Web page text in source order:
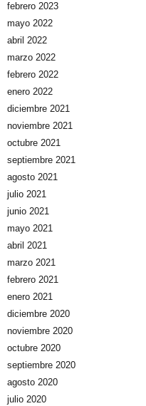
febrero 2023
mayo 2022
abril 2022
marzo 2022
febrero 2022
enero 2022
diciembre 2021
noviembre 2021
octubre 2021
septiembre 2021
agosto 2021
julio 2021
junio 2021
mayo 2021
abril 2021
marzo 2021
febrero 2021
enero 2021
diciembre 2020
noviembre 2020
octubre 2020
septiembre 2020
agosto 2020
julio 2020